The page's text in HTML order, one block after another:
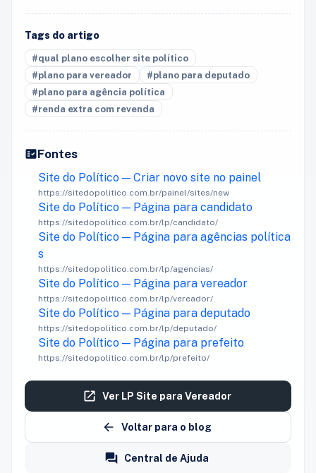
Tags do artigo
#qual plano escolher site político
#plano para vereador
#plano para deputado
#plano para agência política
#renda extra com revenda
Fontes
Site do Político — Criar novo site no painel
https://sitedopolitico.com.br/painel/sites/new
Site do Político — Página para candidato
https://sitedopolitico.com.br/lp/candidato/
Site do Político — Página para agências política
s
https://sitedopolitico.com.br/lp/agencias/
Site do Político — Página para vereador
https://sitedopolitico.com.br/lp/vereador/
Site do Político — Página para deputado
https://sitedopolitico.com.br/lp/deputado/
Site do Político — Página para prefeito
https://sitedopolitico.com.br/lp/prefeito/
Ver LP Site para Vereador
Voltar para o blog
Central de Ajuda